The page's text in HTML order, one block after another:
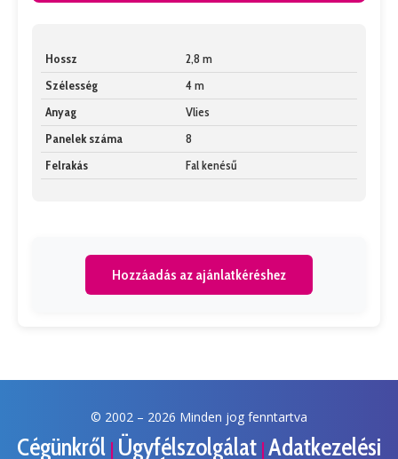
Hossz
2,8 m
Szélesség
4 m
Anyag
Vlies
Panelek száma
8
Felrakás
Fal kenésű
Hozzáadás az ajánlatkéréshez
© 2002 – 2026 Minden jog fenntartva
Cégünkről | Ügyfélszolgálat | Adatkezelési